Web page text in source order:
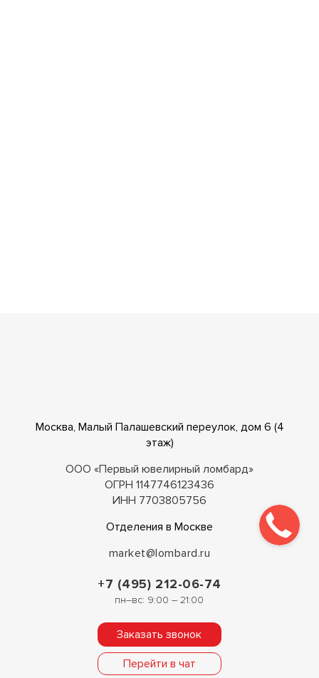
Москва, Малый Палашевский переулок, дом 6 (4
этаж)
ООО «Первый ювелирный ломбард»
ОГРН 1147746123436
ИНН 7703805756
Отделения в Москве
market@lombard.ru
+7 (495) 212-06-74
пн–вс: 9:00 – 21:00
Заказать звонок
Перейти в чат